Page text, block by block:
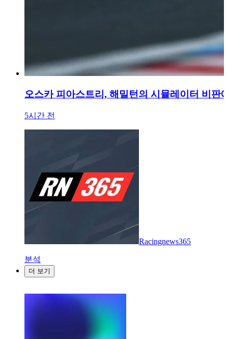
오스카 피아스트리, 해밀턴의 시뮬레이터 비판
5시간 전
Racingnews365
분석
더 보기